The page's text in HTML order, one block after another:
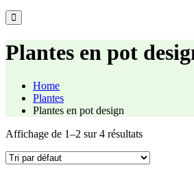
Plantes en pot
Home
Plantes
Plantes en pot design
Affichage de 1–2 sur 4 résultats